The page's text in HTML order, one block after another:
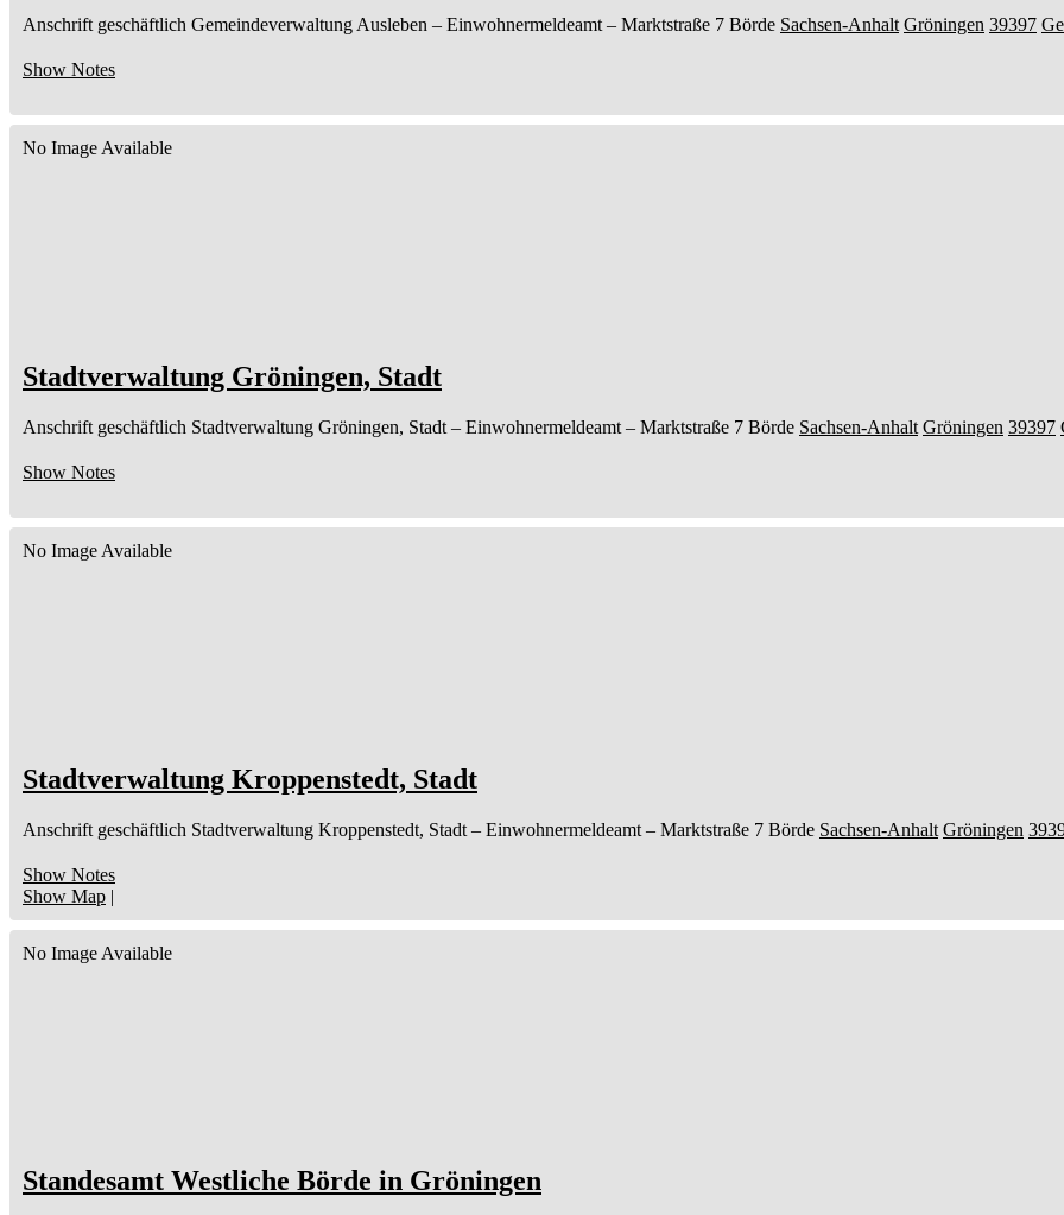
Anschrift geschäftlich Gemeindeverwaltung Ausleben – Einwohnermeldeamt – Marktstraße 7 Börde Sachsen-Anhalt Gröningen 39397
Show Notes
No Image Available
Stadtverwaltung Gröningen, Stadt
Anschrift geschäftlich Stadtverwaltung Gröningen, Stadt – Einwohnermeldeamt – Marktstraße 7 Börde Sachsen-Anhalt Gröningen 39397
Show Notes
No Image Available
Stadtverwaltung Kroppenstedt, Stadt
Anschrift geschäftlich Stadtverwaltung Kroppenstedt, Stadt – Einwohnermeldeamt – Marktstraße 7 Börde Sachsen-Anhalt Gröningen
Show Notes
Show Map |
No Image Available
Standesamt Westliche Börde in Gröningen